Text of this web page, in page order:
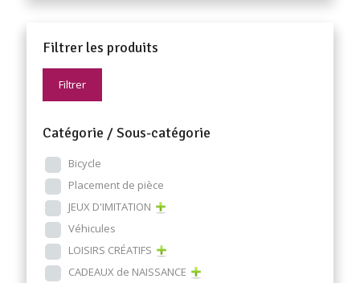
Filtrer les produits
Filtrer
Catégorie / Sous-catégorie
Bicycle
Placement de pièce
JEUX D'IMITATION
Véhicules
LOISIRS CRÉATIFS
CADEAUX de NAISSANCE